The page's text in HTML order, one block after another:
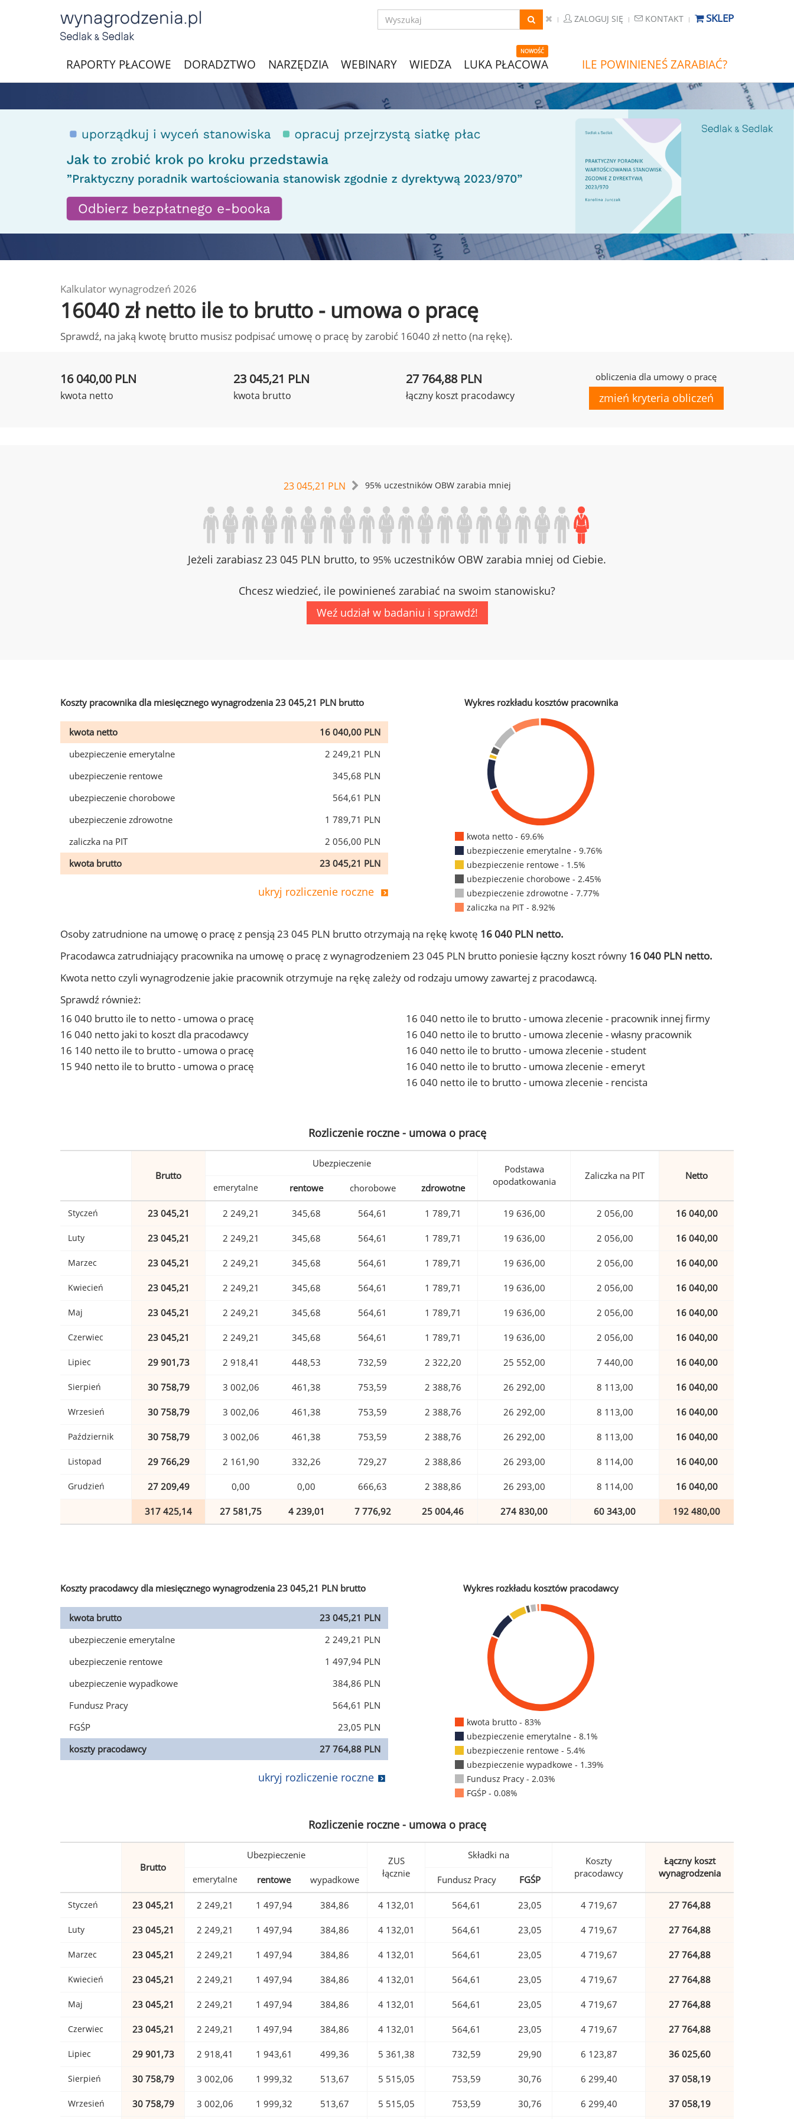
ZALOGUJ SIĘ KONTAKT SKLEP
RAPORTY PŁACOWE DORADZTWO NARZĘDZIA WEBINARY WIEDZA
NOWOŚĆ
LUKA PŁACOWA ILE POWINIENEŚ ZARABIAĆ?
Kalkulator wynagrodzeń 2026
16040 zł netto ile to brutto - umowa o pracę
Sprawdź, na jaką kwotę brutto musisz podpisać umowę o pracę by zarobić 16040 zł netto (na rękę).
16 040,00 PLN
kwota netto
23 045,21 PLN
kwota brutto
27 764,88 PLN
łączny koszt pracodawcy
obliczenia dla umowy o pracę
zmień kryteria obliczeń
23 045,21 PLN 95% uczestników OBW zarabia mniej
Jeżeli zarabiasz 23 045 PLN brutto, to 95% uczestników OBW zarabia mniej od Ciebie.
Chcesz wiedzieć, ile powinieneś zarabiać na swoim stanowisku?
Weź udział w badaniu i sprawdź!
Koszty pracownika dla miesięcznego wynagrodzenia 23 045,21 PLN brutto
kwota netto
16 040,00 PLN
ubezpieczenie emerytalne
2 249,21 PLN
ubezpieczenie rentowe
345,68 PLN
ubezpieczenie chorobowe
564,61 PLN
ubezpieczenie zdrowotne
1 789,71 PLN
zaliczka na PIT
2 056,00 PLN
kwota brutto
23 045,21 PLN
ukryj rozliczenie roczne
Wykres rozkładu kosztów pracownika
kwota netto - 69.6%
ubezpieczenie emerytalne - 9.76%
ubezpieczenie rentowe - 1.5%
ubezpieczenie chorobowe - 2.45%
ubezpieczenie zdrowotne - 7.77%
zaliczka na PIT - 8.92%
Osoby zatrudnione na umowę o pracę z pensją 23 045 PLN brutto otrzymają na rękę kwotę 16 040 PLN netto.
Pracodawca zatrudniający pracownika na umowę o pracę z wynagrodzeniem 23 045 PLN brutto poniesie łączny koszt równy 16 040 PLN netto.
Kwota netto czyli wynagrodzenie jakie pracownik otrzymuje na rękę zależy od rodzaju umowy zawartej z pracodawcą.
Sprawdź również:
16 040 brutto ile to netto - umowa o pracę
16 040 netto jaki to koszt dla pracodawcy
16 140 netto ile to brutto - umowa o pracę
15 940 netto ile to brutto - umowa o pracę
16 040 netto ile to brutto - umowa zlecenie - pracownik innej firmy
16 040 netto ile to brutto - umowa zlecenie - własny pracownik
16 040 netto ile to brutto - umowa zlecenie - student
16 040 netto ile to brutto - umowa zlecenie - emeryt
16 040 netto ile to brutto - umowa zlecenie - rencista
Rozliczenie roczne - umowa o pracę
Brutto
Ubezpieczenie
Podstawa
opodatkowania
Zaliczka na PIT Netto
emerytalne rentowe chorobowe zdrowotne
Styczeń 23 045,21 2 249,21 345,68 564,61 1 789,71 19 636,00 2 056,00 16 040,00
Luty 23 045,21 2 249,21 345,68 564,61 1 789,71 19 636,00 2 056,00 16 040,00
Marzec 23 045,21 2 249,21 345,68 564,61 1 789,71 19 636,00 2 056,00 16 040,00
Kwiecień 23 045,21 2 249,21 345,68 564,61 1 789,71 19 636,00 2 056,00 16 040,00
Maj 23 045,21 2 249,21 345,68 564,61 1 789,71 19 636,00 2 056,00 16 040,00
Czerwiec 23 045,21 2 249,21 345,68 564,61 1 789,71 19 636,00 2 056,00 16 040,00
Lipiec 29 901,73 2 918,41 448,53 732,59 2 322,20 25 552,00 7 440,00 16 040,00
Sierpień 30 758,79 3 002,06 461,38 753,59 2 388,76 26 292,00 8 113,00 16 040,00
Wrzesień 30 758,79 3 002,06 461,38 753,59 2 388,76 26 292,00 8 113,00 16 040,00
Październik 30 758,79 3 002,06 461,38 753,59 2 388,76 26 292,00 8 113,00 16 040,00
Listopad 29 766,29 2 161,90 332,26 729,27 2 388,86 26 293,00 8 114,00 16 040,00
Grudzień 27 209,49 0,00 0,00 666,63 2 388,86 26 293,00 8 114,00 16 040,00
317 425,14 27 581,75 4 239,01 7 776,92 25 004,46 274 830,00 60 343,00 192 480,00
Koszty pracodawcy dla miesięcznego wynagrodzenia 23 045,21 PLN brutto
kwota brutto
23 045,21 PLN
ubezpieczenie emerytalne
2 249,21 PLN
ubezpieczenie rentowe
1 497,94 PLN
ubezpieczenie wypadkowe
384,86 PLN
Fundusz Pracy
564,61 PLN
FGŚP
23,05 PLN
koszty pracodawcy
27 764,88 PLN
ukryj rozliczenie roczne
Wykres rozkładu kosztów pracodawcy
kwota brutto - 83%
ubezpieczenie emerytalne - 8.1%
ubezpieczenie rentowe - 5.4%
ubezpieczenie wypadkowe - 1.39%
Fundusz Pracy - 2.03%
FGŚP - 0.08%
Rozliczenie roczne - umowa o pracę
Brutto
Ubezpieczenie
ZUS
łącznie
Składki na
Koszty
pracodawcy
Łączny koszt
wynagrodzenia
emerytalne rentowe wypadkowe Fundusz Pracy FGŚP
Styczeń 23 045,21 2 249,21 1 497,94 384,86 4 132,01 564,61 23,05 4 719,67 27 764,88
Luty 23 045,21 2 249,21 1 497,94 384,86 4 132,01 564,61 23,05 4 719,67 27 764,88
Marzec 23 045,21 2 249,21 1 497,94 384,86 4 132,01 564,61 23,05 4 719,67 27 764,88
Kwiecień 23 045,21 2 249,21 1 497,94 384,86 4 132,01 564,61 23,05 4 719,67 27 764,88
Maj 23 045,21 2 249,21 1 497,94 384,86 4 132,01 564,61 23,05 4 719,67 27 764,88
Czerwiec 23 045,21 2 249,21 1 497,94 384,86 4 132,01 564,61 23,05 4 719,67 27 764,88
Lipiec 29 901,73 2 918,41 1 943,61 499,36 5 361,38 732,59 29,90 6 123,87 36 025,60
Sierpień 30 758,79 3 002,06 1 999,32 513,67 5 515,05 753,59 30,76 6 299,40 37 058,19
Wrzesień 30 758,79 3 002,06 1 999,32 513,67 5 515,05 753,59 30,76 6 299,40 37 058,19